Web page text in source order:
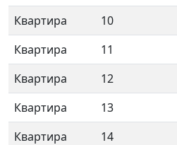
Квартира
10
Квартира
11
Квартира
12
Квартира
13
Квартира
14